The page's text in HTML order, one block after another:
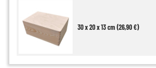
30 x 20 x 13 cm (26,90 €)